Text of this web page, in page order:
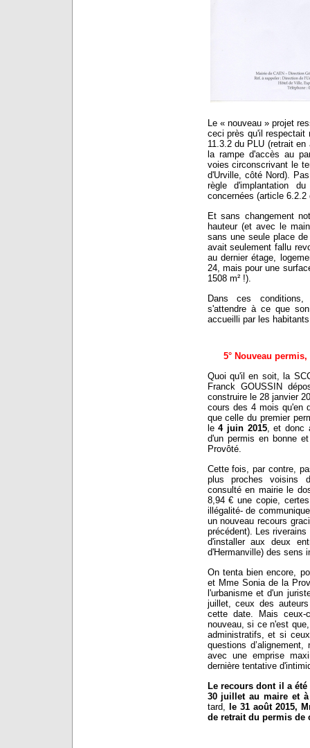
Le « nouveau » projet
ceci près qu'il respectait
11.3.2 du PLU (retrait
la rampe d'accès au
voies circonscrivant le
d'Urville, côté Nord).
règle d'implantation
concernées (article 6.2.2
Et sans changement
hauteur (et avec le
sans une seule place
avait seulement fallu
au dernier étage,
24, mais pour une
1508 m² !).
Dans ces conditions,
s'attendre à ce que
accueilli par les
5° Nouveau
Quoi qu'il en soit, la
Franck GOUSSIN
construire le 28 janvier
cours des 4 mois qu'en
que celle du premier
le4 juin 2015, et donc
d'un permis en bonne
Provôté.
Cette fois, par contre,
plus proches voisins
consulté en mairie le
8,94 € une copie,
illégalité- de
un nouveau recours
précédent). Les
d'installer aux deux
d'Hermanville) des sens
On tenta bien encore,
et Mme Sonia de la
l'urbanisme et d'un
juillet, ceux des
cette date. Mais
nouveau, si ce n'est
administratifs, et si
questions
avec une emprise
dernière tentative
Le recours dont il a
30 juillet au maire et à
tard,
le 31 août 2015,
de retrait du permis de